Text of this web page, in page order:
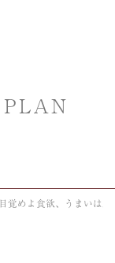
覚めよ食欲、うまい